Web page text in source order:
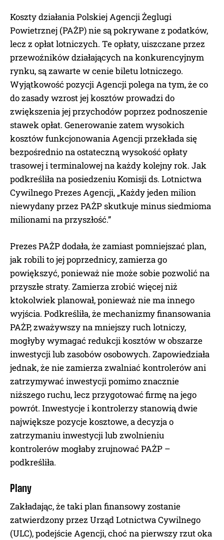
Koszty działania Polskiej Agencji Żeglugi
Powietrznej (PAŻP) nie są pokrywane z podatków,
lecz z opłat lotniczych. Te opłaty, uiszczane przez
przewoźników działających na konkurencyjnym
rynku, są zawarte w cenie biletu lotniczego.
Wyjątkowość pozycji Agencji polega na tym, że co
do zasady wzrost jej kosztów prowadzi do
zwiększenia jej przychodów poprzez podnoszenie
stawek opłat. Generowanie zatem wysokich
kosztów funkcjonowania Agencji przekłada się
bezpośrednio na ostateczną wysokość opłaty
trasowej i terminalowej na każdy kolejny rok. Jak
podkreśliła na posiedzeniu Komisji ds. Lotnictwa
Cywilnego Prezes Agencji, „Każdy jeden milion
niewydany przez PAŻP skutkuje minus siedmioma
milionami na przyszłość.”
Prezes PAŻP dodała, że zamiast pomniejszać plan,
jak robili to jej poprzednicy, zamierza go
powiększyć, ponieważ nie może sobie pozwolić na
przyszłe straty. Zamierza zrobić więcej niż
ktokolwiek planował, ponieważ nie ma innego
wyjścia. Podkreśliła, że mechanizmy finansowania
PAŻP, zważywszy na mniejszy ruch lotniczy,
mogłyby wymagać redukcji kosztów w obszarze
inwestycji lub zasobów osobowych. Zapowiedziała
jednak, że nie zamierza zwalniać kontrolerów ani
zatrzymywać inwestycji pomimo znacznie
niższego ruchu, lecz przygotować firmę na jego
powrót. Inwestycje i kontrolerzy stanowią dwie
największe pozycje kosztowe, a decyzja o
zatrzymaniu inwestycji lub zwolnieniu
kontrolerów mogłaby zrujnować PAŻP –
podkreśliła.
Plany
Zakładając, że taki plan finansowy zostanie
zatwierdzony przez Urząd Lotnictwa Cywilnego
(ULC), podejście Agencji, choć na pierwszy rzut oka